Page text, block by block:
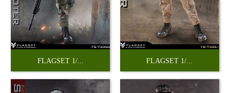
FLAGSET 1/... FLAGSET 1/...